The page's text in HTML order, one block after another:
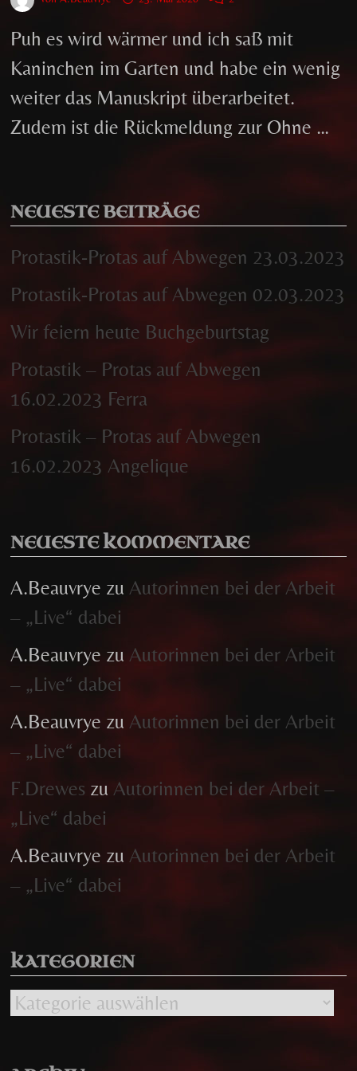
Puh es wird wärmer und ich saß mit
Kaninchen im Garten und habe ein wenig
weiter das Manuskript überarbeitet.
Zudem ist die Rückmeldung zur Ohne …
NEUESTE BEITRÄGE
Protastik-Protas auf Abwegen 23.03.2023
Protastik-Protas auf Abwegen 02.03.2023
Wir feiern heute Buchgeburtstag
Protastik – Protas auf Abwegen
16.02.2023 Ferra
Protastik – Protas auf Abwegen
16.02.2023 Angelique
NEUESTE KOMMENTARE
A.Beauvrye zu Autorinnen bei der Arbeit
– „Live“ dabei
A.Beauvrye zu Autorinnen bei der Arbeit
– „Live“ dabei
A.Beauvrye zu Autorinnen bei der Arbeit
– „Live“ dabei
F.Drewes zu Autorinnen bei der Arbeit –
„Live“ dabei
A.Beauvrye zu Autorinnen bei der Arbeit
– „Live“ dabei
KATEGORIEN
Kategorien